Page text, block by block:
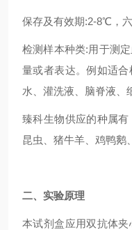
保存及有效期:2-8℃，
检测样本种类:用于测
量或者表达。例如适
水、灌洗液、脑脊液、
臻科生物供应的种属有
昆虫、猪牛羊、鸡鸭鹅
二、实验原理
本试剂盒应用双抗体